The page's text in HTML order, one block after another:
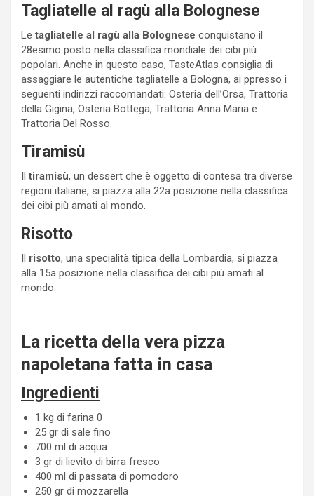
Tagliatelle al ragù alla Bolognese
Letagliatelle al ragù alla Bolognese conquistano il
28esimo posto nella classifica mondiale dei cibi più
popolari. Anche in questo caso, TasteAtlas consiglia di
assaggiare le autentiche tagliatelle a Bologna, ai ppresso i
seguenti indirizzi raccomandati: Osteria dell’Orsa, Trattoria
della Gigina, Osteria Bottega, Trattoria Anna Maria e
Trattoria Del Rosso.
Tiramisù
Iltiramisù, un dessert che è oggetto di contesa tra diverse
regioni italiane, si piazza alla 22a posizione nella classifica
dei cibi più amati al mondo.
Risotto
risotto, una specialità tipica della Lombardia, si piazza
alla 15a posizione nella classifica dei cibi più amati al
mondo.
La ricetta della vera pizza
napoletana fatta in casa
Ingredienti
1 kg di farina 0
25 gr di sale fino
700 ml di acqua
3 gr di lievito di birra fresco
400 ml di passata di pomodoro
250 gr di mozzarella